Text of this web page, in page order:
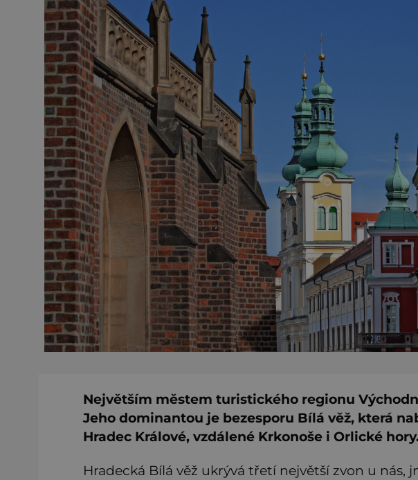
Největším městem turistického regionu
Jeho dominantou je bezesporu Bílá věž, která
Hradec Králové, vzdálené Krkonoše i Orlické
Hradecká Bílá věž ukrývá třetí největší zvon u nás,